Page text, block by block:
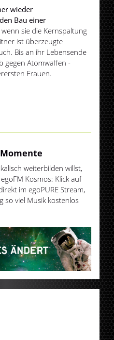
wieder
Bau einer
sie die Kernspaltung
ist überzeugte
Bis an ihr Lebensende
gegen Atomwaffen -
Frauen.
weiterbilden willst,
Kosmos: Klick auf
im egoPURE Stream,
so viel Musik kostenlos